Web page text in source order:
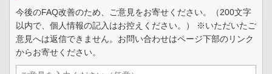
今後のFAQ改善のため、ご意見をお寄せください。（200文字
以内で、個人情報の記入はお控えください。） ※いただいたご
意見へは返信できません。お問い合わせはページ下部のリンク
からお寄せください。